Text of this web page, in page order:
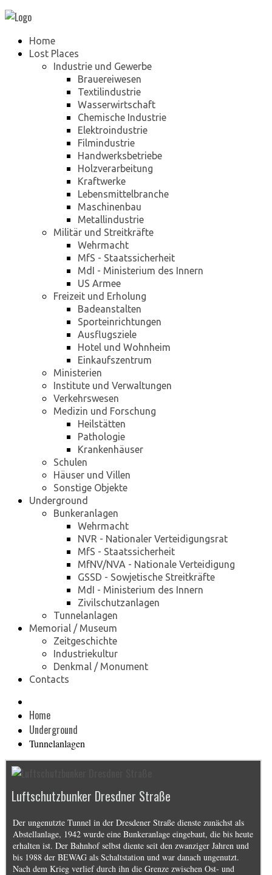
Home
Lost Places
Industrie und Gewerbe
Brauereiwesen
Textilindustrie
Wasserwirtschaft
Chemische Industrie
Elektroindustrie
Filmindustrie
Handwerksbetriebe
Holzverarbeitung
Kraftwerke
Lebensmittelbranche
Maschinenbau
Metallindustrie
Militär und Streitkräfte
Wehrmacht
MfS - Staatssicherheit
MdI - Ministerium des Innern
US Armee
Freizeit und Erholung
Badeanstalten
Sporteinrichtungen
Ausflugsziele
Hotel und Wohnheim
Einkaufszentrum
Ministerien
Institute und Verwaltungen
Verkehrswesen
Medizin und Forschung
Heilstätten
Pathologie
Krankenhäuser
Schulen
Häuser und Villen
Sonstige Objekte
Underground
Bunkeranlagen
Wehrmacht
NVR - Nationaler Verteidigungsrat
MfS - Staatssicherheit
MfNV/NVA - Nationale Verteidigung
GSSD - Sowjetische Streitkräfte
MdI - Ministerium des Innern
Zivilschutzanlagen
Tunnelanlagen
Memorial / Museum
Zeitgeschichte
Industriekultur
Denkmal / Monument
Contacts
Home
Underground
Tunnelanlagen
Luftschutzbunker Dresdner Straße
Der ungenutzte Tunnel in der Dresdener Straße dienste zunächst als
Abstellanlage, 1942 wurde eine Bunkeranlage eingebaut, die bis heute
erhalten ist. Der Bahnhof selbst diente seit den zwanziger Jahren und
bis 1988 der BEWAG als Schaltstation und war danach ungenutzt.
Nach dem Krieg verlief durch ihn die Grenze zwischen Ost- und